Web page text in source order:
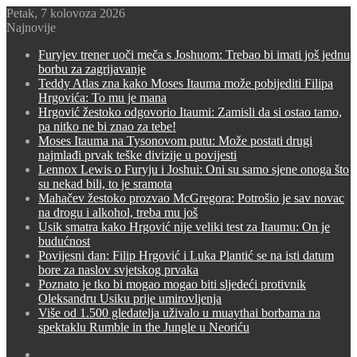
Petak, 7 kolovoza 2026
Najnovije
Furyjev trener uoči meča s Joshuom: Trebao bi imati još jednu
borbu za zagrijavanje
Teddy Atlas zna kako Moses Itauma može pobijediti Filipa
Hrgovića: To mu je mana
Hrgović žestoko odgovorio Itaumi: Zamisli da si ostao tamo,
pa nitko ne bi znao za tebe!
Moses Itauma na Tysonovom putu: Može postati drugi
najmlađi prvak teške divizije u povijesti
Lennox Lewis o Furyju i Joshui: Oni su samo sjene onoga što
su nekad bili, to je sramota
Mahačev žestoko prozvao McGregora: Potrošio je sav novac
na drogu i alkohol, treba mu još
Usik smatra kako Hrgović nije veliki test za Itaumu: On je
budućnost
Povijesni dan: Filip Hrgović i Luka Plantić se na isti datum
bore za naslov svjetskog prvaka
Poznato je tko bi mogao mogao biti sljedeći protivnik
Oleksandru Usiku prije umirovljenja
Više od 1.500 gledatelja uživalo u muaythai borbama na
spektaklu Rumble in the Jungle u Neoriću